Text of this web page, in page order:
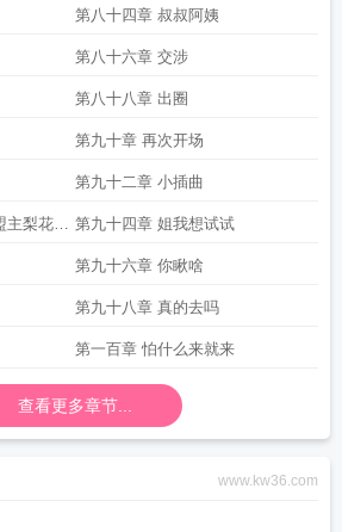
更
第八十四章 叔叔阿姨
第八十六章 交涉
第八十八章 出圈
第九十章 再次开场
第九十二章 小插曲
主梨花散 第九十四章 姐我想试试
第九十六章 你瞅啥
第九十八章 真的去吗
第一百章 怕什么来就来
查看更多章节...
www.kw36.com